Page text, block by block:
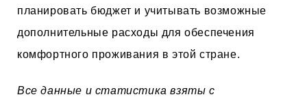
планировать бюджет и учитывать возможные
дополнительные расходы для обеспечения
комфортного проживания в этой стране.
Все данные и статистика взяты с